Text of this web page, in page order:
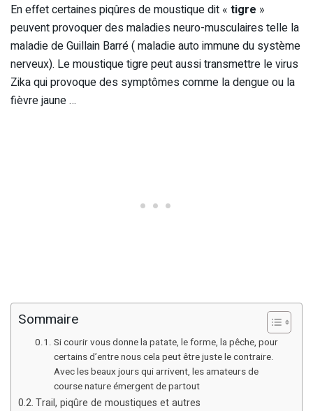
En effet certaines piqûres de moustique dit « tigre »
peuvent provoquer des maladies neuro-musculaires telle la
maladie de Guillain Barré ( maladie auto immune du système
nerveux). Le moustique tigre peut aussi transmettre le virus
Zika qui provoque des symptômes comme la dengue ou la
fièvre jaune …
Sommaire
Si courir vous donne la patate, le forme, la pêche, pour
certains d’entre nous cela peut être juste le contraire.
Avec les beaux jours qui arrivent, les amateurs de
course nature émergent de partout
Trail, piqûre de moustiques et autres